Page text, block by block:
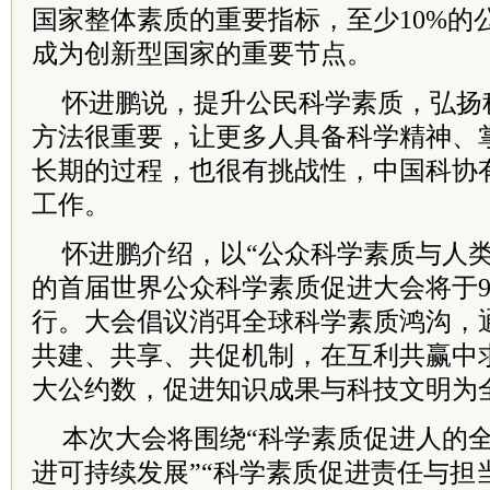
国家整体素质的重要指标，至少10%的
成为创新型国家的重要节点。
怀进鹏说，提升公民科学素质，弘
方法很重要，让更多人具备科学精神、
长期的过程，也很有挑战性，中国科协
工作。
怀进鹏介绍，以“公众科学素质与人
的首届世界公众科学素质促进大会将于
行。大会倡议消弭全球科学素质鸿沟，
共建、共享、共促机制，在互利共赢中
大公约数，促进知识成果与科技文明为
本次大会将围绕“科学素质促进人的
进可持续发展”“科学素质促进责任与担